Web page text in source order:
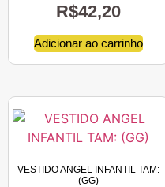
R$42,20
Adicionar ao carrinho
VESTIDO ANGEL INFANTIL TAM:
(GG)